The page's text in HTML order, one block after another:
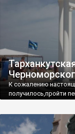
К сожалению
получилось,пройти